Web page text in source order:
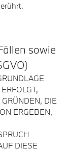
sowie
DIE
ERGEBEN,
DIESE